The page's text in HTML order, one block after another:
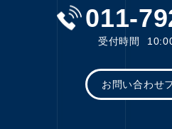
011-
受付時間
お問い合わせ